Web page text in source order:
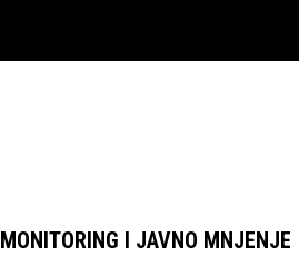
MONITORING I JAVNO MNJENJE